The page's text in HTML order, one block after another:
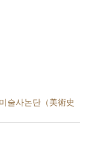
술사논단（美術史